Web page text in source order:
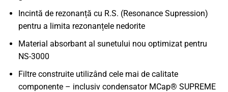
Incintă de rezonanță cu R.S. (Resonance Supression)
pentru a limita rezonanțele nedorite
Material absorbant al sunetului nou optimizat pentru
NS-3000
Filtre construite utilizând cele mai de calitate
componente – inclusiv condensator MCap® SUPREME